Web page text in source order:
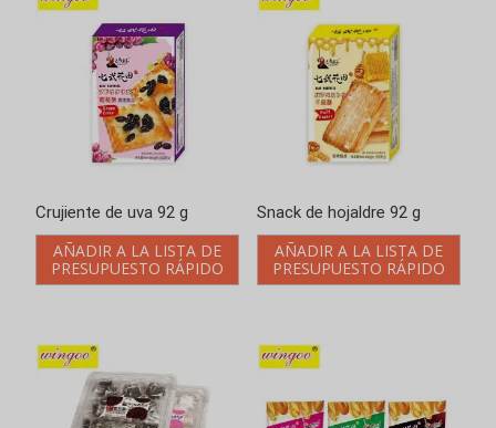
Snack de hojaldre 92 g
AÑADIR A LA LISTA DE
PRESUPUESTO RÁPIDO
Hojaldre de copos de nieve
AÑADIR A LA LISTA DE
PRESUPUESTO RÁPIDO